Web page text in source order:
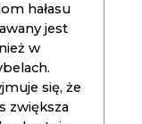
hałasu
jest
w
się, że
zwiększa